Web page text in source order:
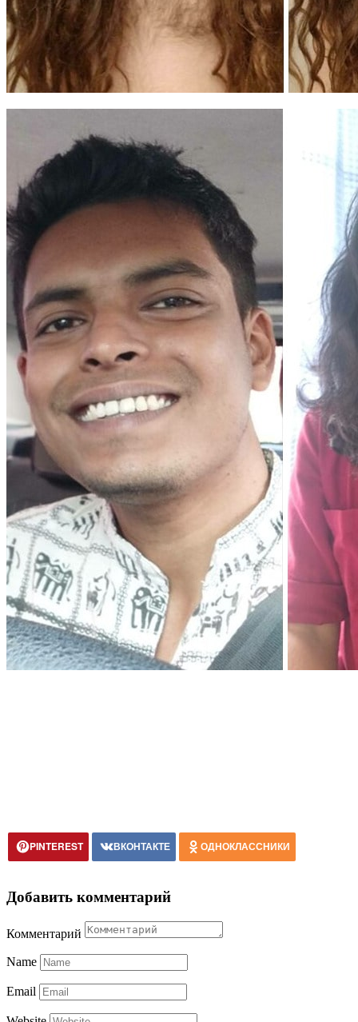
PINTEREST ВКОНТАКТЕ ОДНОКЛАССНИКИ
Добавить комментарий
Комментарий
Name
Email